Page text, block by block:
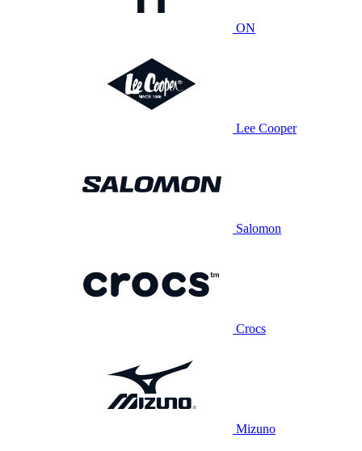
ON
Lee Cooper
Salomon
Crocs
Mizuno